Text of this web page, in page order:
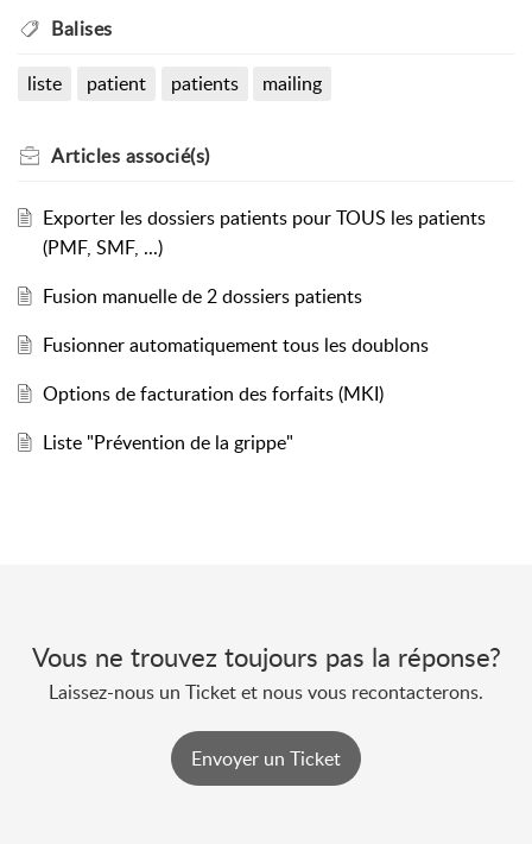
Balises
liste patient patients mailing
Articles associé(s)
Exporter les dossiers patients pour TOUS les patients
(PMF, SMF, ...)
Fusion manuelle de 2 dossiers patients
Fusionner automatiquement tous les doublons
Options de facturation des forfaits (MKI)
Liste "Prévention de la grippe"
Vous ne trouvez toujours pas la réponse?
Laissez-nous un Ticket et nous vous recontacterons.
Envoyer un Ticket